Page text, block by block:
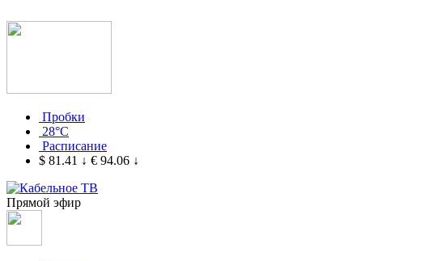
Пробки
28°C
Расписание
$ 81.41 ↓ € 94.06 ↓
Прямой эфир